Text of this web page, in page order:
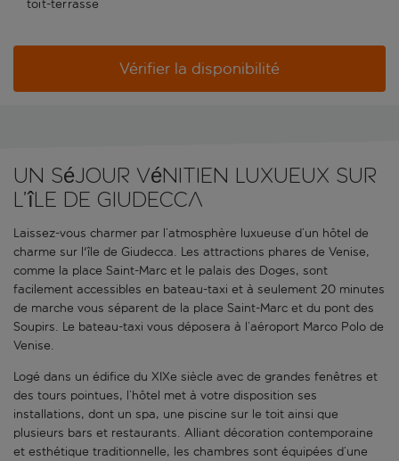
toit-terrasse
Vérifier la disponibilité
Un séjour vénitien luxueux sur
l’île de Giudecca
Laissez-vous charmer par l’atmosphère luxueuse d’un hôtel de
charme sur l'île de Giudecca. Les attractions phares de Venise,
comme la place Saint-Marc et le palais des Doges, sont
facilement accessibles en bateau-taxi et à seulement 20 minutes
de marche vous séparent de la place Saint-Marc et du pont des
Soupirs. Le bateau-taxi vous déposera à l’aéroport Marco Polo de
Venise.
Logé dans un édifice du XIXe siècle avec de grandes fenêtres et
des tours pointues, l’hôtel met à votre disposition ses
installations, dont un spa, une piscine sur le toit ainsi que
plusieurs bars et restaurants. Alliant décoration contemporaine
et esthétique traditionnelle, les chambres sont équipées d’une